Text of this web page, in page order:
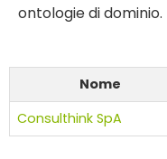
ontologie di dominio.
Nome
Consulthink SpA